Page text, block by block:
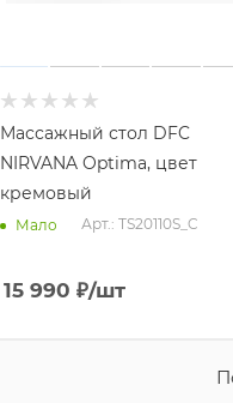
Массажный стол DFC
NIRVANA Optima, цвет
кремовый
Мало Арт.: TS20110S_C
15 990 ₽/шт